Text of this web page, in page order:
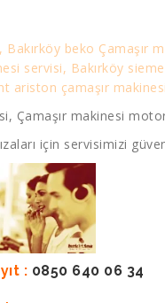
beko Çamaşır
servisi, Bakırköy
ariston çamaşır
Çamaşır makinesi
için servisimizi
: 0850 640 06 34